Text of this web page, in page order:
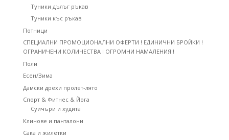
Туники дълъг ръкав
Туники къс ръкав
Потници
СПЕЦИАЛНИ ПРОМОЦИОНАЛНИ ОФЕРТИ ! ЕДИНИЧНИ БРОЙКИ !
ОГРАНИЧЕНИ КОЛИЧЕСТВА ! ОГРОМНИ НАМАЛЕНИЯ !
Поли
Есен/Зима
Дамски дрехи пролет-лято
Спорт & Фитнес & Йога
Суичъри и худита
Клинове и панталони
Сака и жилетки